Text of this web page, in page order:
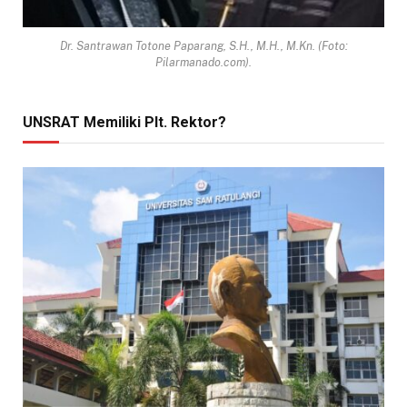
Dr. Santrawan Totone Paparang, S.H., M.H., M.Kn. (Foto:
Pilarmanado.com).
UNSRAT Memiliki Plt. Rektor?